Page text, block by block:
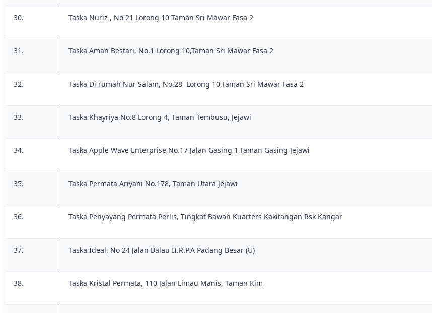
30. Taska Nuriz , No 21 Lorong 10 Taman Sri Mawar Fasa 2
31. Taska Aman Bestari, No.1 Lorong 10,Taman Sri Mawar Fasa 2
32. Taska Di rumah Nur Salam, No.28 Lorong 10,Taman Sri Mawar Fasa 2
33. Taska Khayriya,No.8 Lorong 4, Taman Tembusu, Jejawi
34. Taska Apple Wave Enterprise,No.17 Jalan Gasing 1,Taman Gasing Jejawi
35. Taska Permata Ariyani No.178, Taman Utara Jejawi
36. Taska Penyayang Permata Perlis, Tingkat Bawah Kuarters Kakitangan Rsk Kangar
37. Taska Ideal, No 24 Jalan Balau II.R.P.A Padang Besar (U)
38. Taska Kristal Permata, 110 Jalan Limau Manis, Taman Kim